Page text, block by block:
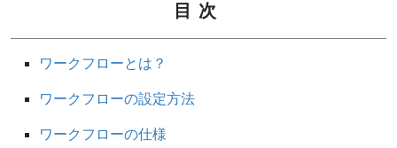
目次
ワークフローとは？
ワークフローの設定方法
ワークフローの仕様